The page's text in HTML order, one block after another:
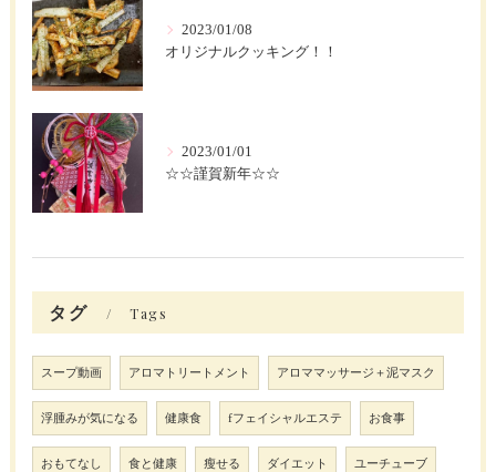
2023/01/08
オリジナルクッキング！！
2023/01/01
☆☆謹賀新年☆☆
タグ Tags
スープ動画 アロマトリートメント アロママッサージ＋泥マスク
浮腫みが気になる 健康食 fフェイシャルエステ お食事
おもてなし 食と健康 瘦せる ダイエット ユーチューブ